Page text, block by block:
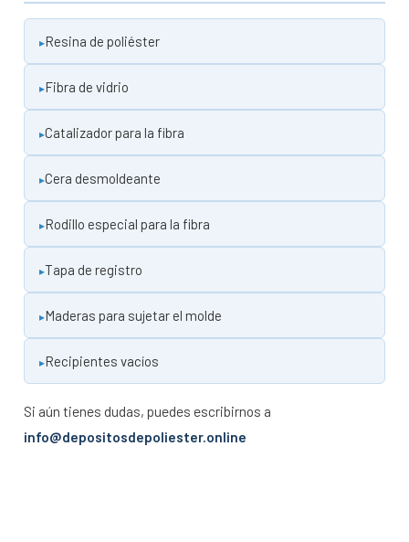
Resina de poliéster
Fibra de vidrio
Catalizador para la fibra
Cera desmoldeante
Rodillo especial para la fibra
Tapa de registro
Maderas para sujetar el molde
Recipientes vacíos
Si aún tienes dudas, puedes escribirnos a
info@depositosdepoliester.online